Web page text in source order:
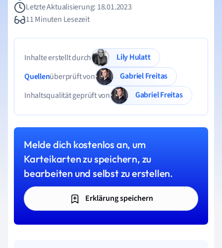
Letzte Aktualisierung: 18.01.2023
11 Minuten Lesezeit
Inhalte erstellt durch
Lily Hulatt
Quellenüberprüft von
Gabriel Freitas
Inhaltsqualität geprüft von
Gabriel Freitas
Melde dich kostenlos an, um
Karteikarten zu speichern, zu
bearbeiten und selbst zu erstellen.
Erklärung speichern